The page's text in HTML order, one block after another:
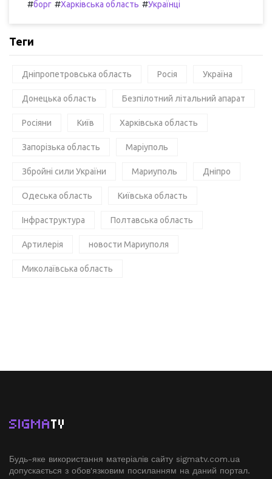
#борг #Харківська область #Українці
Теги
Дніпропетровська область Росія Україна
Донецька область Безпілотний літальний апарат
Росіяни Київ Харківська область
Запорізька область Маріуполь
Збройні сили України Мариуполь Дніпро
Одеська область Київська область
Інфраструктура Полтавська область
Артилерія новости Мариуполя
Миколаївська область
SIGMATV
Будь-яке використання матеріалів сайту sigmatv.com.ua
допускається з обов'язковим посиланням на даний портал.